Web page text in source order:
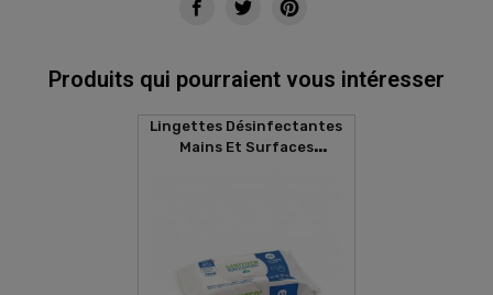
Produits qui pourraient vous intéresser
Lingettes Désinfectantes
Mains Et Surfaces